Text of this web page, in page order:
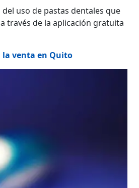
uso de pastas dentales que
través de la aplicación gratuita
venta en Quito